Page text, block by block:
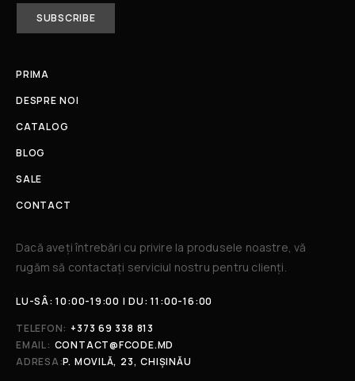
PRIMA
DESPRE NOI
CATALOG
BLOG
SALE
CONTACT
Dacă aveți întrebări cu privire la produsele noastre, vă
rugăm să contactați serviciul nostru pentru clienți.​
LU-SÂ: 10:00-19:00 | DU: 11:00-16:00
TELEFON: +373 69 338 813
EMAIL: CONTACT@FCODE.MD
ADRESA:P. MOVILĂ, 23, CHIȘINĂU